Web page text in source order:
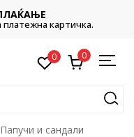
платежна картичка.
0 0
Папучи и сандали